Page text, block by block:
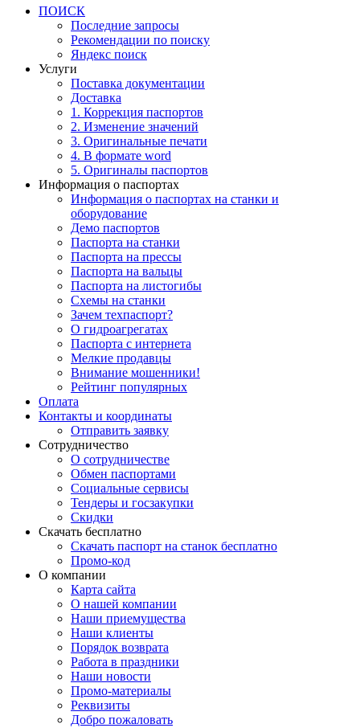
ПОИСК
Последние запросы
Рекомендации по поиску
Яндекс поиск
Услуги
Поставка документации
Доставка
1. Коррекция паспортов
2. Изменение значений
3. Оригинальные печати
4. В формате word
5. Оригиналы паспортов
Информация о паспортах
Информация о паспортах на станки и
оборудование
Демо паспортов
Паспорта на станки
Паспорта на прессы
Паспорта на вальцы
Паспорта на листогибы
Схемы на станки
Зачем техпаспорт?
О гидроагрегатах
Паспорта с интернета
Мелкие продавцы
Внимание мошенники!
Рейтинг популярных
Оплата
Контакты и координаты
Отправить заявку
Сотрудничество
О сотрудничестве
Обмен паспортами
Социальные сервисы
Тендеры и госзакупки
Скидки
Скачать бесплатно
Скачать паспорт на станок бесплатно
Промо-код
О компании
Карта сайта
О нашей компании
Наши приемущества
Наши клиенты
Порядок возврата
Работа в праздники
Наши новости
Промо-материалы
Реквизиты
Добро пожаловать